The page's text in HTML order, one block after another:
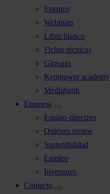
Eventos
Webinars
Libro blanco
Fichas técnicas
Glosario
Kempower academy
Mediabank
Empresa
Equipo directivo
Quiénes somos
Sostenibilidad
Empleo
Inversores
Contacto